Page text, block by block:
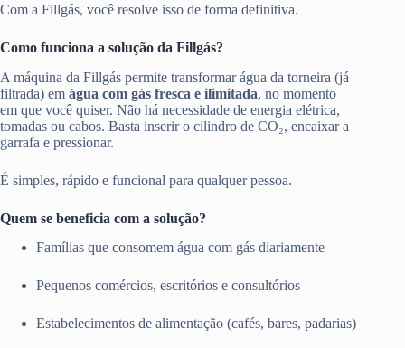
Com a Fillgás, você resolve isso de forma definitiva.
Como funciona a solução da Fillgás?
A máquina da Fillgás permite transformar água da torneira (já
filtrada) em água com gás fresca e ilimitada, no momento
em que você quiser. Não há necessidade de energia elétrica,
tomadas ou cabos. Basta inserir o cilindro de CO₂, encaixar a
garrafa e pressionar.
É simples, rápido e funcional para qualquer pessoa.
Quem se beneficia com a solução?
Famílias que consomem água com gás diariamente
Pequenos comércios, escritórios e consultórios
Estabelecimentos de alimentação (cafés, bares, padarias)